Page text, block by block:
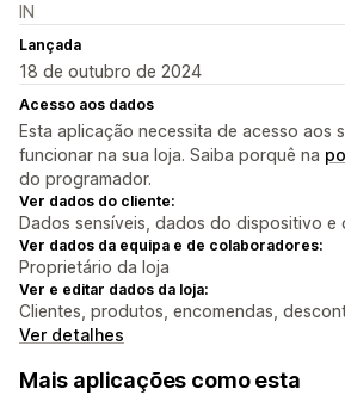
IN
Lançada
18 de outubro de 2024
Acesso aos dados
Esta aplicação necessita de acesso aos
funcionar na sua loja. Saiba porquê na
do programador.
Ver dados do cliente:
Dados sensíveis, dados do dispositivo e
Ver dados da equipa e de colaboradores:
Proprietário da loja
Ver e editar dados da loja:
Clientes, produtos, encomendas,
Ver detalhes
Mais aplicações como esta